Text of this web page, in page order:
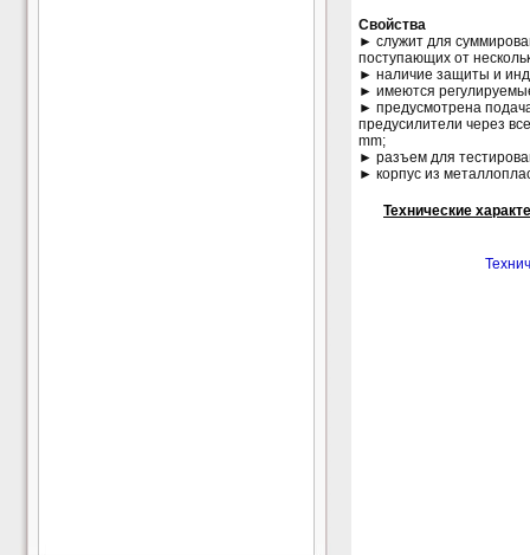
Свойства
► служит для
поступающих от
► наличие защиты и
► имеются
► предусмотрена
предусилители через
mm;
► разъем для
► корпус из
Технические